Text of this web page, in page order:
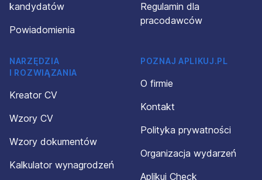
kandydatów
Powiadomienia
Regulamin dla
pracodawców
NARZĘDZIA
I ROZWIĄZANIA
Kreator CV
Wzory CV
Wzory dokumentów
Kalkulator wynagrodzeń
POZNAJ APLIKUJ.PL
O firmie
Kontakt
Polityka prywatności
Organizacja wydarzeń
Aplikuj Check